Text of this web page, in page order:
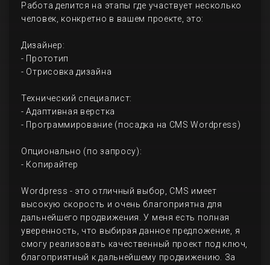
Работа делится на этапы где участвует несколько
человек, конкретно в вашем проекте, это:
Дизайнер:
- Прототип
- Отрисовка дизайна
Технический специалист:
- Адаптивная верстка
- Программирование (посадка на CMS Wordpress)
Опционально (по запросу):
- Копирайтер
Wordpress - это отличный выбор, CMS имеет
высокую скорость и очень благоприятна для
дальнейшего продвижения. У меня есть полная
уверенность, что выбирая данное предложение, я
смогу реализовать качественный проект под ключ,
благоприятный к дальнейшему продвижению. За